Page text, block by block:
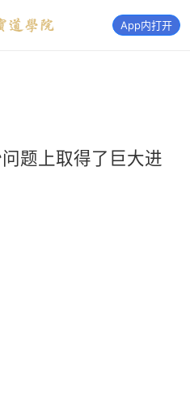
App内打开
题上取得了巨大进